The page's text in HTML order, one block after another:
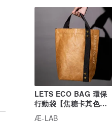
LETS ECO BAG 環保
行動袋【焦糖卡其色】
A4提袋 手提肩背兩用
Æ-LAB